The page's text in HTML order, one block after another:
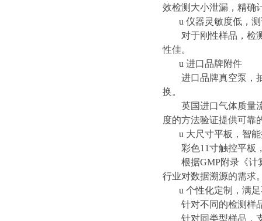
效检测大小泄漏，精确
u 仪器灵敏度低，
对于刚性样品，检
性佳。
u 进口品牌附件
进口品牌真空泵，
换。
英国进口气体质量
度的方法验证提供可靠
u 大尺寸平板，智
彩色11寸触控平板
根据GMP附录 《
行业对数据溯源的需求
u 个性化定制，满
针对不同的检测样
针对同类型样品，